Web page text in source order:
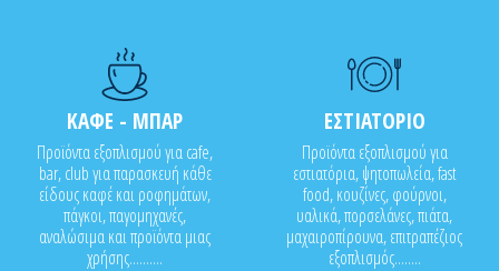
ΚΑΦΕ - ΜΠΑΡ
Προϊόντα εξοπλισμού για cafe,
bar, club για παρασκευή κάθε
είδους καφέ και ροφημάτων,
πάγκοι, παγομηχανές,
αναλώσιμα και προϊόντα μιας
χρήσης..........
ΕΣΤΙΑΤΟΡΙΟ
Προϊόντα εξοπλισμού για
εστιατόρια, ψητοπωλεία, fast
food, κουζίνες, φούρνοι,
υαλικά, πορσελάνες, πιάτα,
μαχαιροπίρουνα, επιτραπέζιος
εξοπλισμός........